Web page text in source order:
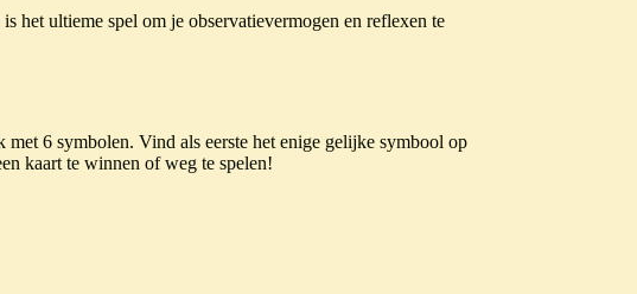
het ultieme spel om je observatievermogen en reflexen te
met 6 symbolen. Vind als eerste het enige gelijke symbool op
kaart te winnen of weg te spelen!